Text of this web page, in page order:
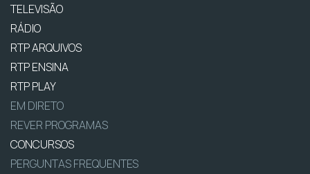
TELEVISÃO
RÁDIO
RTP ARQUIVOS
RTP ENSINA
RTP PLAY
EM DIRETO
REVER PROGRAMAS
CONCURSOS
PERGUNTAS FREQUENTES